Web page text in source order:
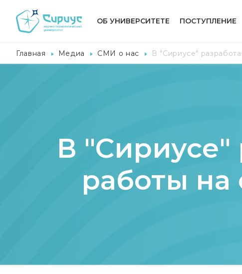
ОБ УНИВЕРСИТЕТЕ ПОСТУПЛЕНИЕ
Главная Медиа СМИ о нас В "Сириусе"
В "Сириусе"
работы на